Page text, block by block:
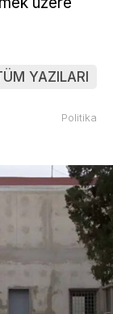
YAZILARI
Politika